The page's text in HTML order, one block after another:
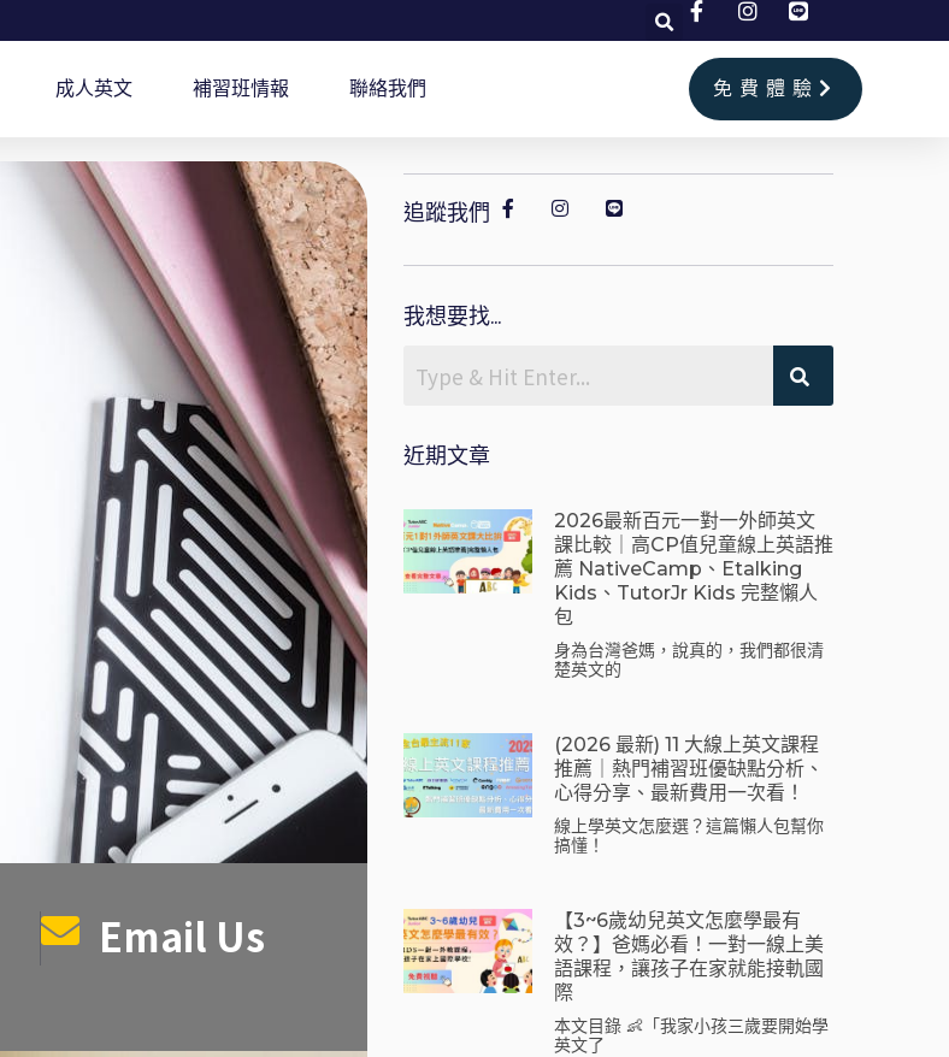
成人英文 補習班情報 聯絡我們 免費體驗
Email Us
追蹤我們
我想要找...
近期文章
2026最新百元一對一外師英文
課比較｜高CP值兒童線上英語推
薦 NativeCamp、Etalking
Kids、tutorJr Kids 完整懶人
包
身為台灣爸媽，說真的，我們都很清
楚英文的
(2026 最新) 11 大線上英文課程
推薦｜熱門補習班優缺點分析、
心得分享、最新費用一次看！
線上學英文怎麼選？這篇懶人包幫你
搞懂！
【3~6歲幼兒英文怎麼學最有
效？】爸媽必看！一對一線上美
語課程，讓孩子在家就能接軌國
際
本文目錄 👶「我家小孩三歲要開始學
英文了